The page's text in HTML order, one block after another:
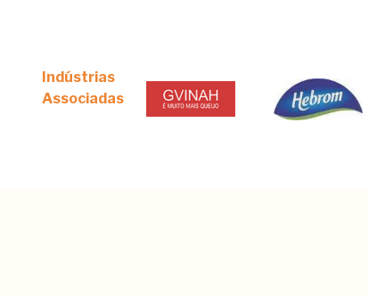
Indústrias
Associadas